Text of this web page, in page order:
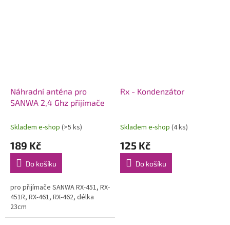
Náhradní anténa pro
SANWA 2,4 Ghz přijímače
Skladem e-shop (>5 ks)
189 Kč
Do košíku
pro přijímače SANWA RX-451, RX-
451R, RX-461, RX-462, délka
23cm
Rx - Kondenzátor
Skladem e-shop (4 ks)
125 Kč
Do košíku